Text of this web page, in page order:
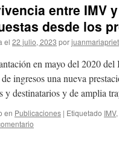
entre IMV
desde los
el 22 julio, 2023 por
en mayo del 2020
de ingresos una nueva
y destinatarios y de amplia
en Publicaciones | Etiquetado IMV,